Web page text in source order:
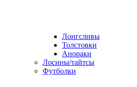
Лонгсливы
Толстовки
Анораки
Лосины/тайтсы
Футболки